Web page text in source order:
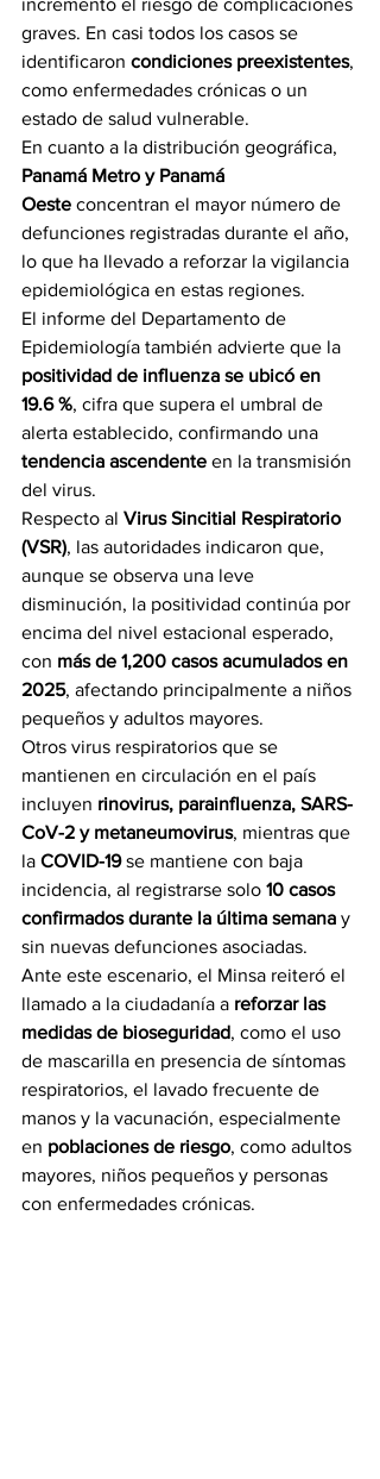
incrementó el riesgo de complicaciones
graves. En casi todos los casos se
identificaron condiciones preexistentes,
como enfermedades crónicas o un
estado de salud vulnerable.
En cuanto a la distribución geográfica,
Panamá Metro y Panamá
Oeste concentran el mayor número de
defunciones registradas durante el año,
lo que ha llevado a reforzar la vigilancia
epidemiológica en estas regiones.
El informe del Departamento de
Epidemiología también advierte que la
positividad de influenza se ubicó en
19.6 %, cifra que supera el umbral de
alerta establecido, confirmando una
tendencia ascendente en la transmisión
del virus.
Respecto al Virus Sincitial Respiratorio
(VSR), las autoridades indicaron que,
aunque se observa una leve
disminución, la positividad continúa por
encima del nivel estacional esperado,
con más de 1,200 casos acumulados en
2025, afectando principalmente a niños
pequeños y adultos mayores.
Otros virus respiratorios que se
mantienen en circulación en el país
incluyen rinovirus, parainfluenza, SARS-
CoV-2 y metaneumovirus, mientras que
la COVID-19 se mantiene con baja
incidencia, al registrarse solo 10 casos
confirmados durante la última semana y
sin nuevas defunciones asociadas.
Ante este escenario, el Minsa reiteró el
llamado a la ciudadanía a reforzar las
medidas de bioseguridad, como el uso
de mascarilla en presencia de síntomas
respiratorios, el lavado frecuente de
manos y la vacunación, especialmente
en poblaciones de riesgo, como adultos
mayores, niños pequeños y personas
con enfermedades crónicas.